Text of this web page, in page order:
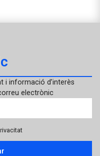
i informació d’interès
electrònic